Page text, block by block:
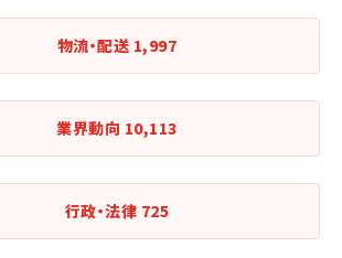
物流・配送 1,997
業界動向 10,113
行政・法律 725